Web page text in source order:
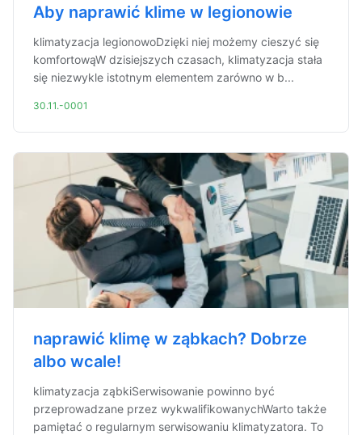
Aby naprawić klime w legionowie
klimatyzacja legionowoDzięki niej możemy cieszyć się
komfortowąW dzisiejszych czasach, klimatyzacja stała
się niezwykle istotnym elementem zarówno w b...
30.11.-0001
naprawić klimę w ząbkach? Dobrze
albo wcale!
klimatyzacja ząbkiSerwisowanie powinno być
przeprowadzane przez wykwalifikowanychWarto także
pamiętać o regularnym serwisowaniu klimatyzatora. To